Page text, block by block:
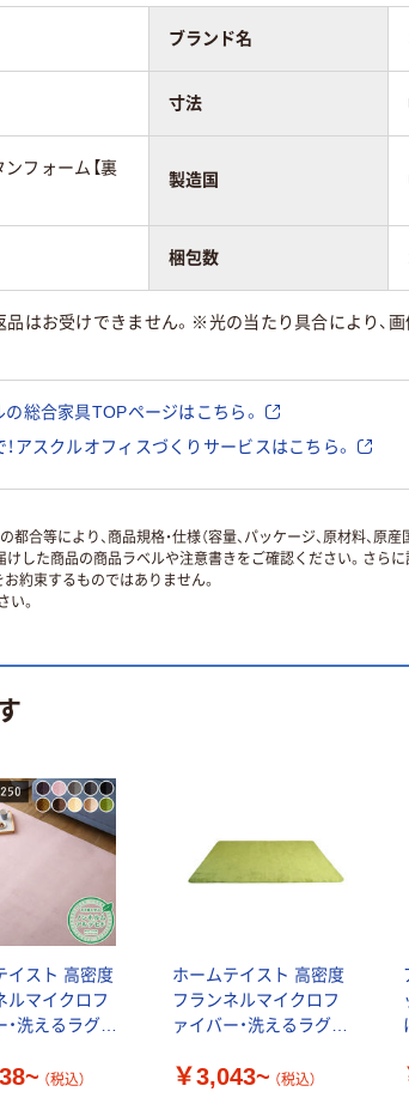
ブランド名
寸法
ンフォーム【裏
製造国
梱包数
品はお受けできません。※光の当たり具合により、
の総合家具TOPページはこちら。
アスクルオフィスづくりサービスはこちら。
等により、商品規格・仕様（容量、パッケージ、原材料、原
した商品の商品ラベルや注意書きをご確認ください。さら
お約束するものではありません。
い。
イスト 高密度
ルマイクロフ
洗えるラグマ
L（税込）
ホームテイスト 高密度
フランネルマイクロフ
ァイバー・洗えるラグマ
トレア FRG-S
￥3,043~ （税込）